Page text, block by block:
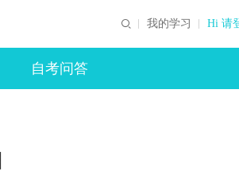
我的学习 Hi 请
自考问答